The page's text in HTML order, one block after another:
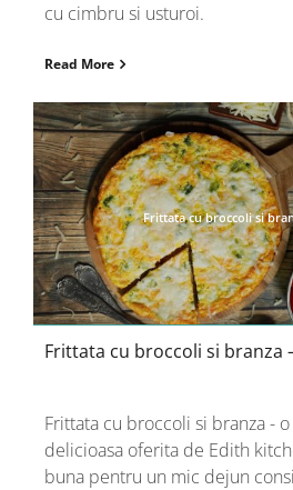
cu cimbru si usturoi.
Read More
Frittata cu broccoli si
Frittata cu broccoli si branza
Frittata cu broccoli si branza -
delicioasa oferita de Edith
buna pentru un mic dejun